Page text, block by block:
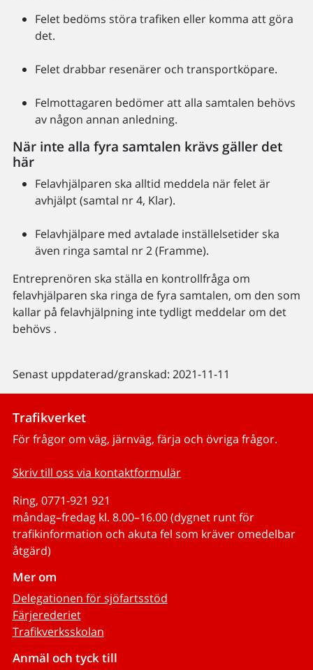
Felet bedöms störa trafiken eller komma att göra
det.
Felet drabbar resenärer och transportköpare.
Felmottagaren bedömer att alla samtalen behövs
av någon annan anledning.
När inte alla fyra samtalen krävs gäller det
här
Felavhjälparen ska alltid meddela när felet är
avhjälpt (samtal nr 4, Klar).
Felavhjälpare med avtalade inställelsetider ska
även ringa samtal nr 2 (Framme).
Entreprenören ska ställa en kontrollfråga om
felavhjälparen ska ringa de fyra samtalen, om den som
kallar på felavhjälpning inte tydligt meddelar om det
behövs .
Senast uppdaterad/granskad: 2021-11-11
Trafikverket
För frågor om väg, järnväg, färja och övriga frågor.
Skriv till oss via kontaktformulär
Ring, 0771-921 921
måndag–fredag kl. 8.00–16.00 (dygnet runt för
trafikinformation och akuta fel som kräver omedelbar
åtgärd)
Mer om
Delegationen för sjöfartsstöd
Färjerederiet
Trafikverksskolan
Anmäl och tyck till